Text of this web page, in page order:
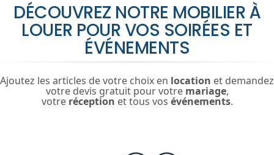
DÉCOUVREZ NOTRE MOBILIER À
LOUER POUR VOS SOIRÉES ET
ÉVÉNEMENTS
Ajoutez les articles de votre choix en location et demandez
votre devis gratuit pour votre mariage,
votre réception et tous vos événements.